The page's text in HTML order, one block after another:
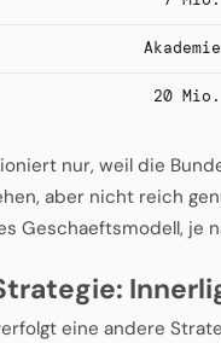
Akademie
20 Mio.
nur, weil die
aber nicht reich
Geschaeftsmodell, je
eine andere